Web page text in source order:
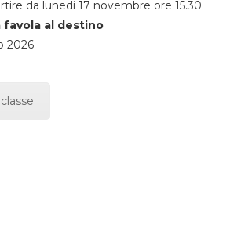
da lunedi 17 novembre ore 15.30
favola al destino
2026